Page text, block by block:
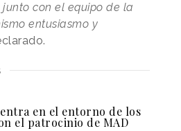
con el equipo de la
entusiasmo y
en el entorno de los
el patrocinio de MAD